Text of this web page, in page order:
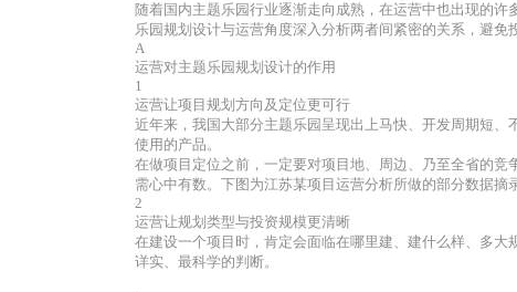
随着国内主题乐园行业逐渐走向成熟，在运营中也出现的
乐园规划设计与运营角度深入分析两者间紧密的关系，避免
A
运营对主题乐园规划设计的作用
1
运营让项目规划方向及定位更可行
近年来，我国大部分主题乐园呈现出上马快、开发周期短
使用的产品。
在做项目定位之前，一定要对项目地、周边、乃至全省的
需心中有数。下图为江苏某项目运营分析所做的部分数据摘
2
运营让规划类型与投资规模更清晰
在建设一个项目时，肯定会面临在哪里建、建什么样、多
详实、最科学的判断。